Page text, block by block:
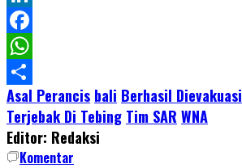
LinkedIn
Facebook
WhatsApp
Share
Asal Perancis bali Berhasil Dievakuasi
Terjebak Di Tebing Tim SAR WNA
Editor: Redaksi
Komentar